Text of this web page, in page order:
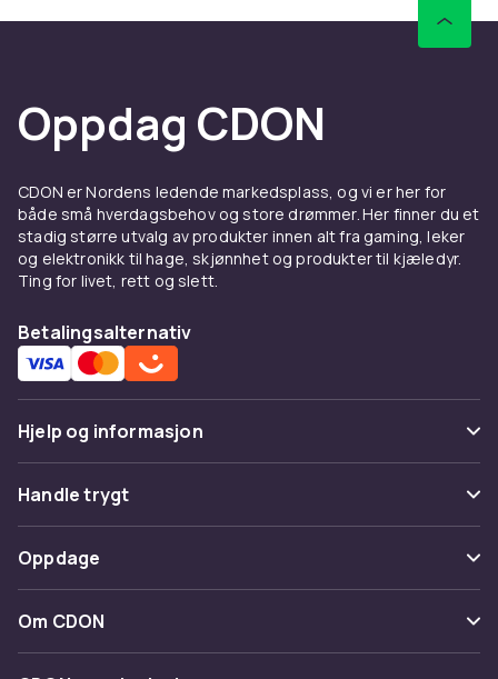
Oppdag CDON
CDON er Nordens ledende markedsplass, og vi er her for
både små hverdagsbehov og store drømmer. Her finner du et
stadig større utvalg av produkter innen alt fra gaming, leker
og elektronikk til hage, skjønnhet og produkter til kjæledyr.
Ting for livet, rett og slett.
Betalingsalternativ
Hjelp og informasjon
Vanlige spørsmål
Spor pakke
Angre & returner her
Kontakt oss
Handle trygt
Betaling
Levering
Oppdage
Kategorier
Varemerker
Om CDON